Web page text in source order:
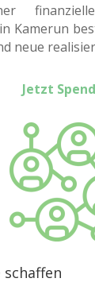
Kamerun
neue
Jetzt